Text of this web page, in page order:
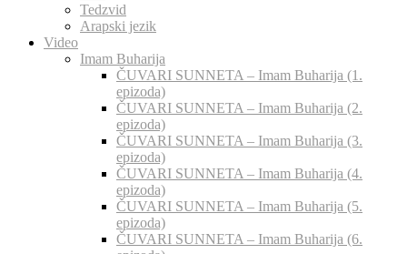
Tedzvid
Arapski jezik
Video
Imam Buharija
ČUVARI SUNNETA – Imam Buharija (1.
epizoda)
ČUVARI SUNNETA – Imam Buharija (2.
epizoda)
ČUVARI SUNNETA – Imam Buharija (3.
epizoda)
ČUVARI SUNNETA – Imam Buharija (4.
epizoda)
ČUVARI SUNNETA – Imam Buharija (5.
epizoda)
ČUVARI SUNNETA – Imam Buharija (6.